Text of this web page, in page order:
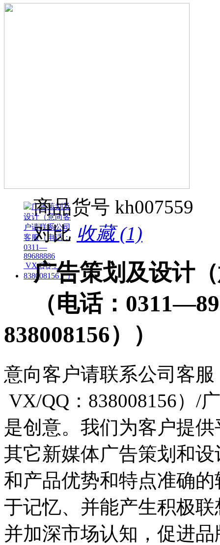
商品货号 kh007559
对比 收藏 (1)
广告策划及设计
（电话：
838008156））
意向客户请联系公司客
VX/QQ：838008156）/
是创意。我们为客户提
其它新媒体广告策划和
和产品优势和特点准确
于记忆、并能产生积极
并加深市场认知，促进